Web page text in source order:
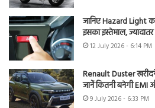
जानिए Hazard Light
इसका इस्तेमाल,
12 July 2026 - 6:14 PM
Renault Duster
जानें कितनी बनेगी EMI
9 July 2026 - 6:33 PM